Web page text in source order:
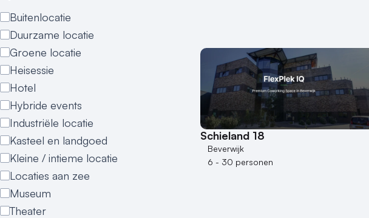
Buitenlocatie
Duurzame locatie
Groene locatie
Heisessie
Hotel
Hybride events
Industriële locatie
Kasteel en landgoed
Kleine / intieme locatie
Locaties aan zee
Museum
Theater
Schieland 18
Beverwijk
6 - 30 personen